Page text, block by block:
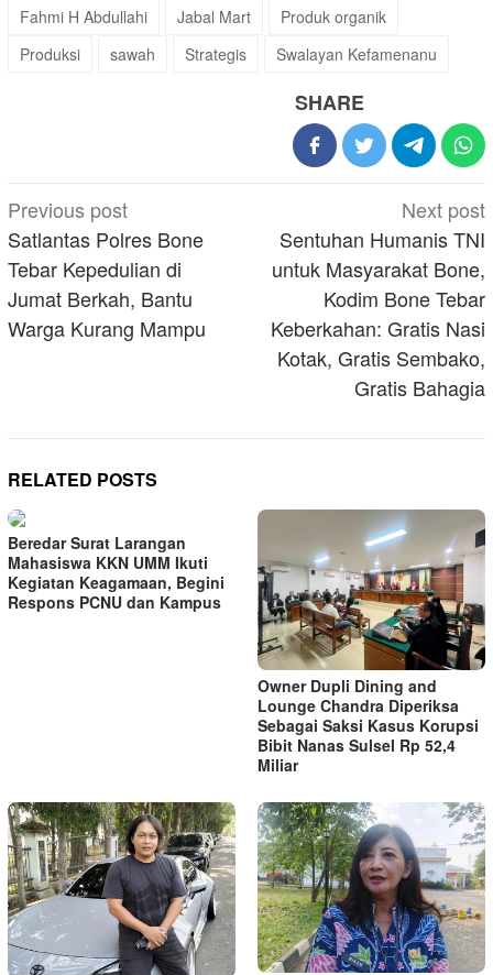
Fahmi H Abdullahi Jabal Mart
Produk organik
Produksi
sawah Strategis Swalayan Kefamenanu
SHARE
Post
navigation
Previous post
Satlantas Polres Bone
Tebar Kepedulian di
Jumat Berkah, Bantu
Warga Kurang Mampu
Next post
Sentuhan Humanis TNI
untuk Masyarakat Bone,
Kodim Bone Tebar
Keberkahan: Gratis Nasi
Kotak, Gratis Sembako,
Gratis Bahagia
RELATED POSTS
Beredar Surat Larangan
Mahasiswa KKN UMM Ikuti
Kegiatan Keagamaan, Begini
Respons PCNU dan Kampus
Owner Dupli Dining and
Lounge Chandra Diperiksa
Sebagai Saksi Kasus Korupsi
Bibit Nanas Sulsel Rp 52,4
Miliar